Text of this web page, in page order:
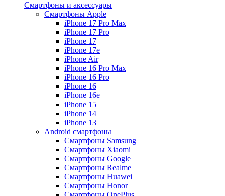
Смартфоны и аксессуары
Смартфоны Apple
iPhone 17 Pro Max
iPhone 17 Pro
iPhone 17
iPhone 17e
iPhone Air
iPhone 16 Pro Max
iPhone 16 Pro
iPhone 16
iPhone 16e
iPhone 15
iPhone 14
iPhone 13
Android cмартфоны
Смартфоны Samsung
Смартфоны Xiaomi
Смартфоны Google
Смартфоны Realme
Смартфоны Huawei
Смартфоны Honor